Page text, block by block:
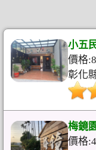
小五
價格
彰化
梅鏡
價格